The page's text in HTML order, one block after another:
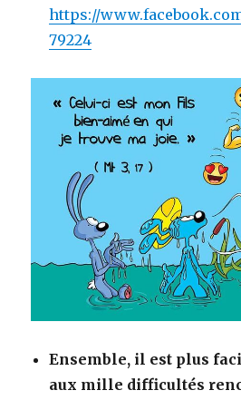
https://
79224
Ensemble, il est plus
aux mille difficultés